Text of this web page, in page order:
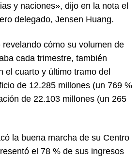
y naciones», dijo en la nota el
delegado, Jensen Huang.
cómo su volumen de
cada trimestre, también
el cuarto y último tramo del
de 12.285 millones (un 769 %
de 22.103 millones (un 265
la buena marcha de su Centro
el 78 % de sus ingresos